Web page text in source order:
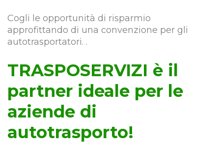
Cogli le opportunità di risparmio
approfittando di una convenzione per gli
autotrasportatori. .
TRASPOSERVIZI è il
partner ideale per le
aziende di
autotrasporto!